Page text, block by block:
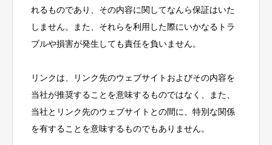
れるものであり、その内容に関してなんら保証はいた
しません。また、それらを利用した際にいかなるトラ
ブルや損害が発生しても責任を負いません。
リンクは、リンク先のウェブサイトおよびその内容を
当社が推奨することを意味するものではなく、また、
当社とリンク先のウェブサイトとの間に、特別な関係
を有することを意味するものでもありません。